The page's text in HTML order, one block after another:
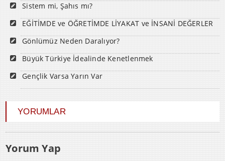
Sistem mi, Şahıs mı?
EĞİTİMDE ve ÖĞRETİMDE LİYAKAT ve İNSANİ DEĞERLER
Gönlümüz Neden Daralıyor?
Büyük Türkiye İdealinde Kenetlenmek
Gençlik Varsa Yarın Var
YORUMLAR
Yorum Yap